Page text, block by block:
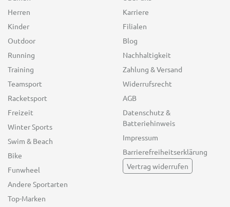
Herren
Kinder
Outdoor
Running
Training
Teamsport
Racketsport
Freizeit
Winter Sports
Swim & Beach
Bike
Funwheel
Andere Sportarten
Top-Marken
Karriere
Filialen
Blog
Nachhaltigkeit
Zahlung & Versand
Widerrufsrecht
AGB
Datenschutz &
Batteriehinweis
Impressum
Barrierefreiheitserklärung
Vertrag widerrufen